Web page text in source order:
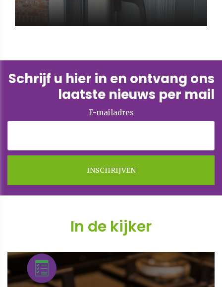
Schrijf u hier in en ontvang ons
laatste nieuws per mail
E-mailadres
In de kijker